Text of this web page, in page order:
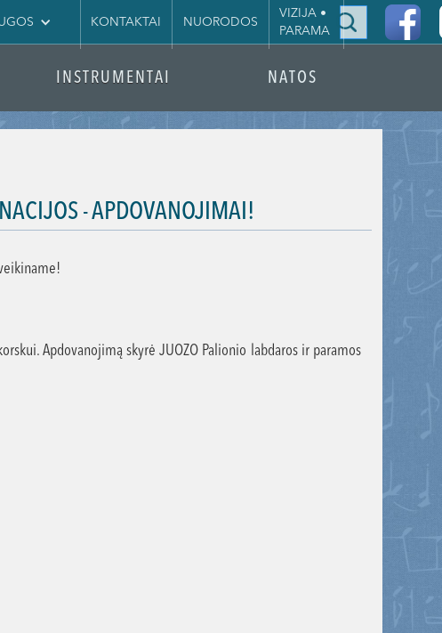
KONTAKTAI NUORODOS
VIZIJA •
PARAMA
|
INSTRUMENTAI NATOS
- APDOVANOJIMAI!
Apdovanojimą skyrė JUOZO Palionio labdaros ir paramos